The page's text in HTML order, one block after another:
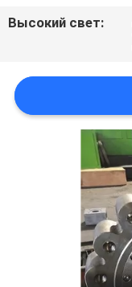
ЦИТАТУ
КАРТА
САЙТА
PRIVACY
Высокий свет: